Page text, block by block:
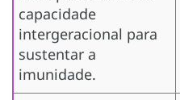
capacidade
intergeracional para
sustentar a
imunidade.